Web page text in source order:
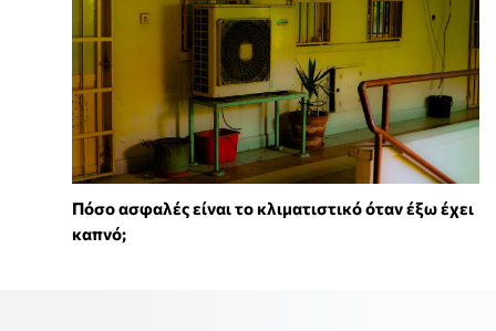
Πόσο ασφαλές είναι το κλιματιστικό όταν έξω έχει
καπνό;